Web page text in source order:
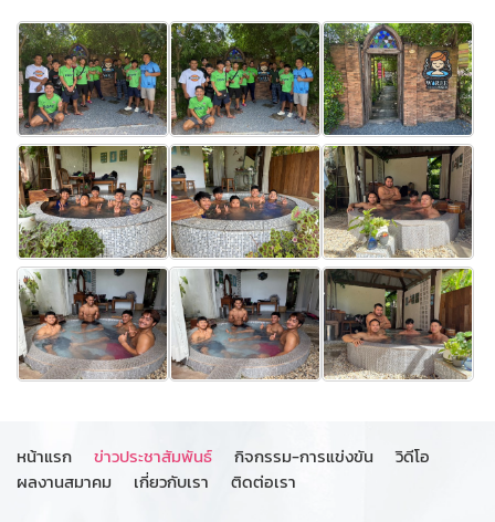
หน้าแรก ข่าวประชาสัมพันธ์ กิจกรรม-การแข่งขัน
วิดีโอ
ผลงานสมาคม
เกี่ยวกับเรา ติดต่อเรา